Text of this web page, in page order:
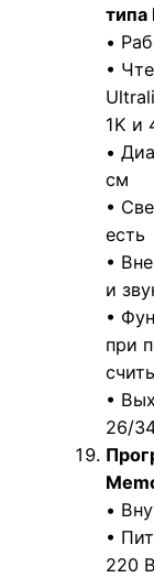
типа
•
•
1K и
•
см
•
есть
•
и
•
при
•
26/
•
•
220